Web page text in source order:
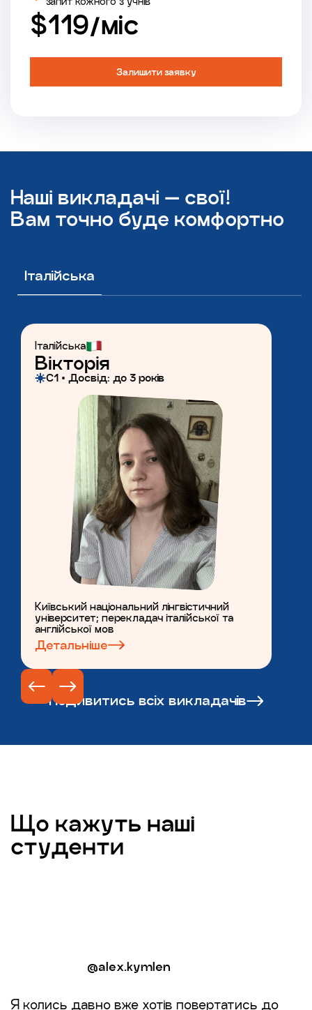
$119/міс
Залишити заявку
Наші викладачі — свої!
Вам точно буде комфортно
Італійська
Італійська
Вікторія
С1 Досвiд: до 3 років
Київський національний лінгвістичний
університет; перекладач італійської та
англійської мов
Детальніше
Подивитись всіх викладачів
Що кажуть наші
студенти
@alex.kymlen
Я колись давно вже хотів повертатись до